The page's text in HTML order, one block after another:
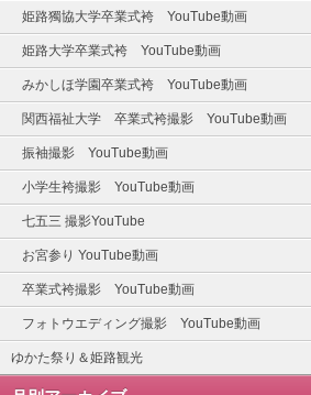
姫路獨協大学卒業式袴 YouTube動画
姫路大学卒業式袴 YouTube動画
みかしほ学園卒業式袴 YouTube動画
関西福祉大学 卒業式袴撮影 YouTube動画
振袖撮影 YouTube動画
小学生袴撮影 YouTube動画
七五三 撮影YouTube
お宮参り YouTube動画
卒業式袴撮影 YouTube動画
フォトウエディング撮影 YouTube動画
ゆかた祭り＆姫路観光